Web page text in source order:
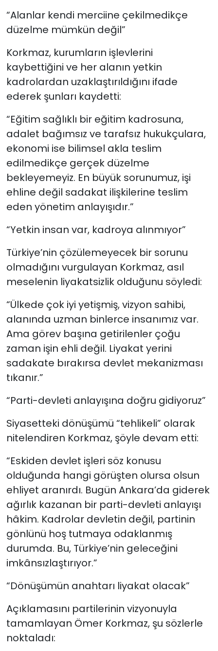
“Alanlar kendi merciine çekilmedikçe
düzelme mümkün değil”
Korkmaz, kurumların işlevlerini
kaybettiğini ve her alanın yetkin
kadrolardan uzaklaştırıldığını ifade
ederek şunları kaydetti:
“Eğitim sağlıklı bir eğitim kadrosuna,
adalet bağımsız ve tarafsız hukukçulara,
ekonomi ise bilimsel akla teslim
edilmedikçe gerçek düzelme
bekleyemeyiz. En büyük sorunumuz, işi
ehline değil sadakat ilişkilerine teslim
eden yönetim anlayışıdır.”
“Yetkin insan var, kadroya alınmıyor”
Türkiye’nin çözülemeyecek bir sorunu
olmadığını vurgulayan Korkmaz, asıl
meselenin liyakatsizlik olduğunu söyledi:
“Ülkede çok iyi yetişmiş, vizyon sahibi,
alanında uzman binlerce insanımız var.
Ama görev başına getirilenler çoğu
zaman işin ehli değil. Liyakat yerini
sadakate bırakırsa devlet mekanizması
tıkanır.”
“Parti-devleti anlayışına doğru gidiyoruz”
Siyasetteki dönüşümü “tehlikeli” olarak
nitelendiren Korkmaz, şöyle devam etti:
“Eskiden devlet işleri söz konusu
olduğunda hangi görüşten olursa olsun
ehliyet aranırdı. Bugün Ankara’da giderek
ağırlık kazanan bir parti-devleti anlayışı
hâkim. Kadrolar devletin değil, partinin
gönlünü hoş tutmaya odaklanmış
durumda. Bu, Türkiye’nin geleceğini
imkânsızlaştırıyor.”
“Dönüşümün anahtarı liyakat olacak”
Açıklamasını partilerinin vizyonuyla
tamamlayan Ömer Korkmaz, şu sözlerle
noktaladı: